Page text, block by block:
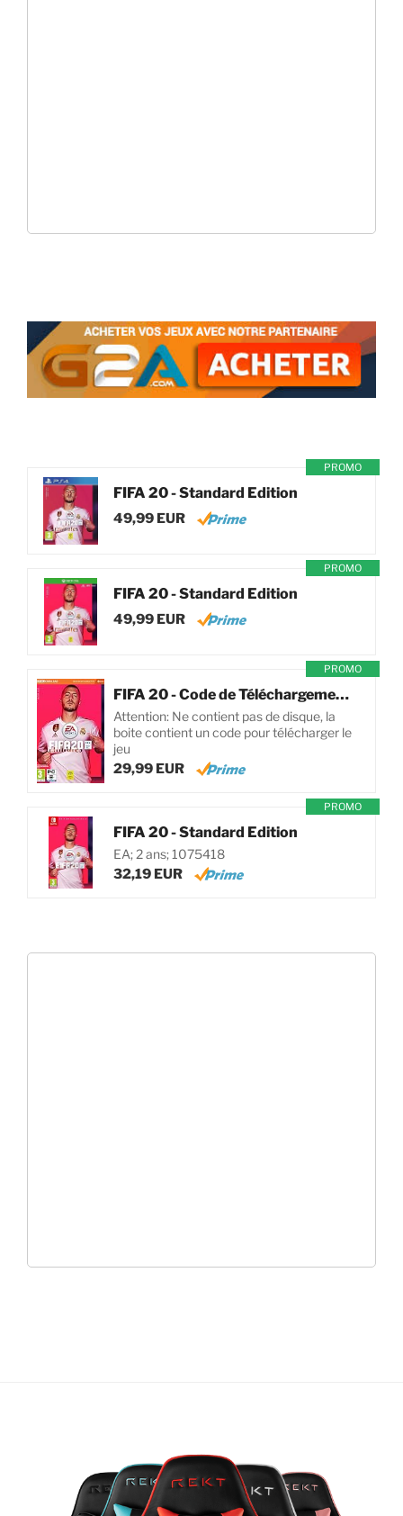
PROMO
FIFA 20 - Standard Edition
49,99 EUR
PROMO
FIFA 20 - Standard Edition
49,99 EUR
PROMO
FIFA 20 - Code de Téléchargement pour PC
Attention: Ne contient pas de disque, la
boite contient un code pour télécharger le
jeu
29,99 EUR
PROMO
FIFA 20 - Standard Edition
EA; 2 ans; 1075418
32,19 EUR